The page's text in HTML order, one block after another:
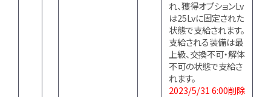
れ、獲得オプションLv
は25Lvに固定された
状態で支給されます。
支給される装備は最
上級、交換不可・解体
不可の状態で支給さ
れます。
2023/5/31 6:00削除